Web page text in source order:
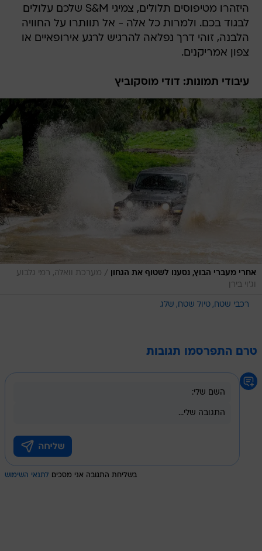
היזהרו מטיפוסים תלולים, צמיגי S&M שלכם עלולים
לבגוד בכם. ולמרות כל אלה - אל תוותרו על החוויה
הלבנה, זוהי דרך נפלאה להרגיש לרגע אירופאיים או
צפון אמריקנים.
עיבודי תמונות: דודי מוסקוביץ
אחרי מעברי הבוץ, נסענו לשטוף את הגחון / מערכת וואלה, רמי גלבוע
וג'וי בירן
רכבי שטח טיול שטח שלג
טרם התפרסמו תגובות
בשליחת התגובה אני מסכים לתנאי השימוש